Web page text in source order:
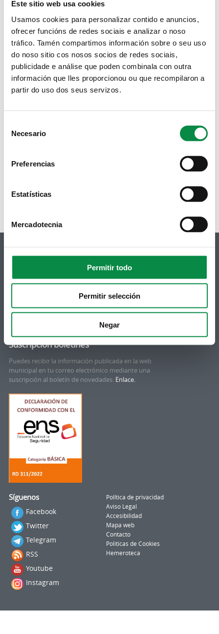
Este sitio web usa cookies
Usamos cookies para personalizar contido e anuncios,
ofrecer funcións de redes sociais e analizar o noso
tráfico. Tamén compartimos información sobre o seu uso
do noso sitio cos nosos socios de redes sociais,
publicidade e análise que poden combinala con outra
información que lles proporcionou ou que recompilaron a
partir do uso dos seus servizos.
Selection
Necesario
Preferencias
Estatísticas
Mercadotecnia
Permitir todo
Permitir selección
Negar
Imagen:
>Curso robótica: deseño 3D
Actividades
Páginas
10 11
© Concello de Ames
Praza do Concello, 2 |15220
Bertamiráns (Ames)
Telf 981 883 002 | Fax 981 883 925
Suscripción boletines
Puedes recibir la información publicada en la web
municipal en tu correo electrónico mediante una
suscripción al boletín de novedades. Enlace.
Síguenos
Facebook
Twitter
Telegram
RSS
Youtube
Instagram
Política de privacidad
Aviso Legal
Accesibilidad
Mapa web
Contacto
Politicas de Cookies
Hemeroteca